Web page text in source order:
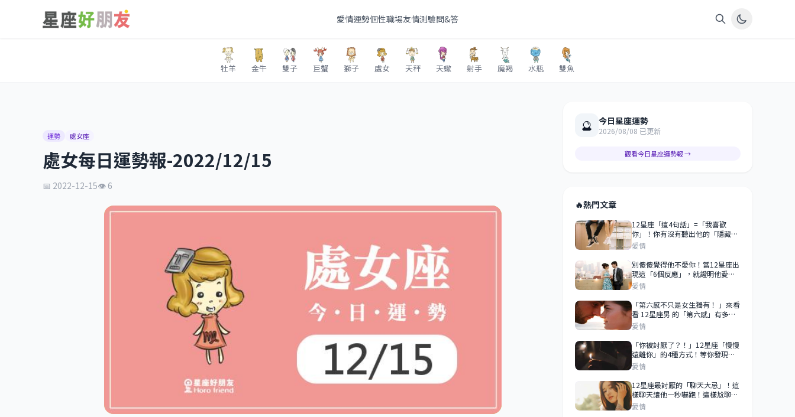
愛情運勢個性職場友情測驗問&答
牡羊 金牛 雙子 巨蟹 獅子 處女 天秤 天蠍 射手 魔羯 水瓶 雙魚
運勢 處女座
處女每日運勢報-2022/12/15
📅 2022-12-15👁 6
🔮 今日星座運勢
2026/08/08 已更新
觀看今日星座運勢報 →
🔥熱門文章
12星座「這4句話」=「我喜歡
你」！你有沒有聽出他的「隱藏告
白」？！
愛情
別傻傻覺得他不愛你！當12星座出
現這「6個反應」，就證明他愛你
愛到深處！
愛情
「第六感不只是女生獨有！ 」來看
看 12星座男 的「第六感」有多
強，別再說他疑神疑鬼了！
愛情
「你被討厭了？！」12星座「慢慢
遠離你」的4種方式！等你發現
時，他早就已經離開你！
愛情
12星座最討厭的「聊天大忌」！這
樣聊天讓他一秒嚇跑！這樣尬聊實
在讓人很尷尬！
愛情